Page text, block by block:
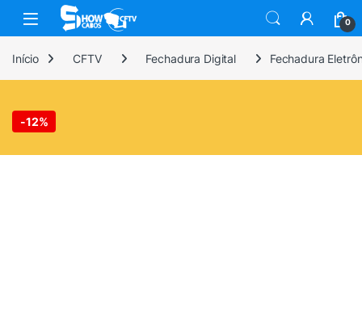
Skip to navigation
Skip to content
0
Início CFTV Fechadura Digital Fechadura
-12%